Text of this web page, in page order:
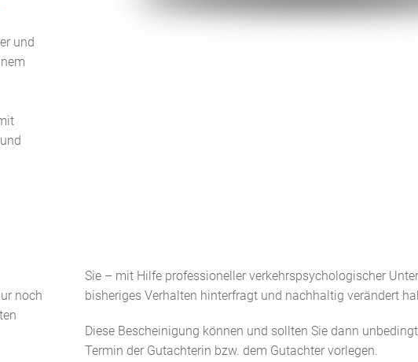
und
noch
Sie – mit Hilfe professioneller verkehrspsychologischer
bisheriges Verhalten hinterfragt und nachhaltig verändert
Diese Bescheinigung können und sollten Sie dann
Termin der Gutachterin bzw. dem Gutachter vorlegen.